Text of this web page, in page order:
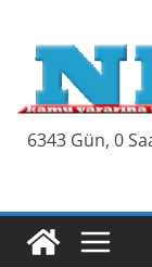
content
6343 Gün, 0